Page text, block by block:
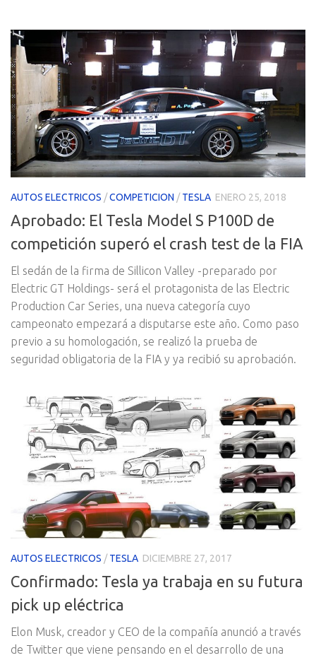
AUTOS ELECTRICOS /COMPETICION /TESLA ENERO 25, 2018
Aprobado: El Tesla Model S P100D de
competición superó el crash test de la FIA
El sedán de la firma de Sillicon Valley -preparado por
Electric GT Holdings- será el protagonista de las Electric
Production Car Series, una nueva categoría cuyo
campeonato empezará a disputarse este año. Como paso
previo a su homologación, se realizó la prueba de
seguridad obligatoria de la FIA y ya recibió su aprobación.
AUTOS ELECTRICOS /TESLA DICIEMBRE 27, 2017
Confirmado: Tesla ya trabaja en su futura
pick up eléctrica
Elon Musk, creador y CEO de la compañía anunció a través
de Twitter que viene pensando en el desarrollo de una